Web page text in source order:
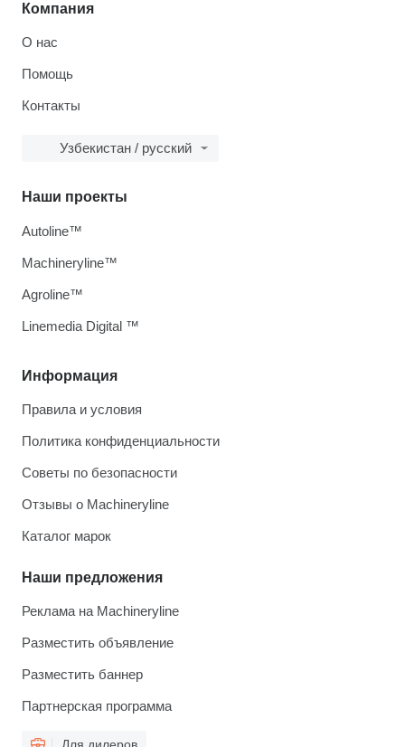
Компания
О нас
Помощь
Контакты
Узбекистан / русский
Информация
Правила и условия
Политика конфиденциальности
Советы по безопасности
Отзывы о Machineryline
Каталог марок
Наши предложения
Реклама на Machineryline
Разместить объявление
Разместить баннер
Партнерская программа
Наши проекты
Autoline™
Machineryline™
Agroline™
Linemedia Digital ™